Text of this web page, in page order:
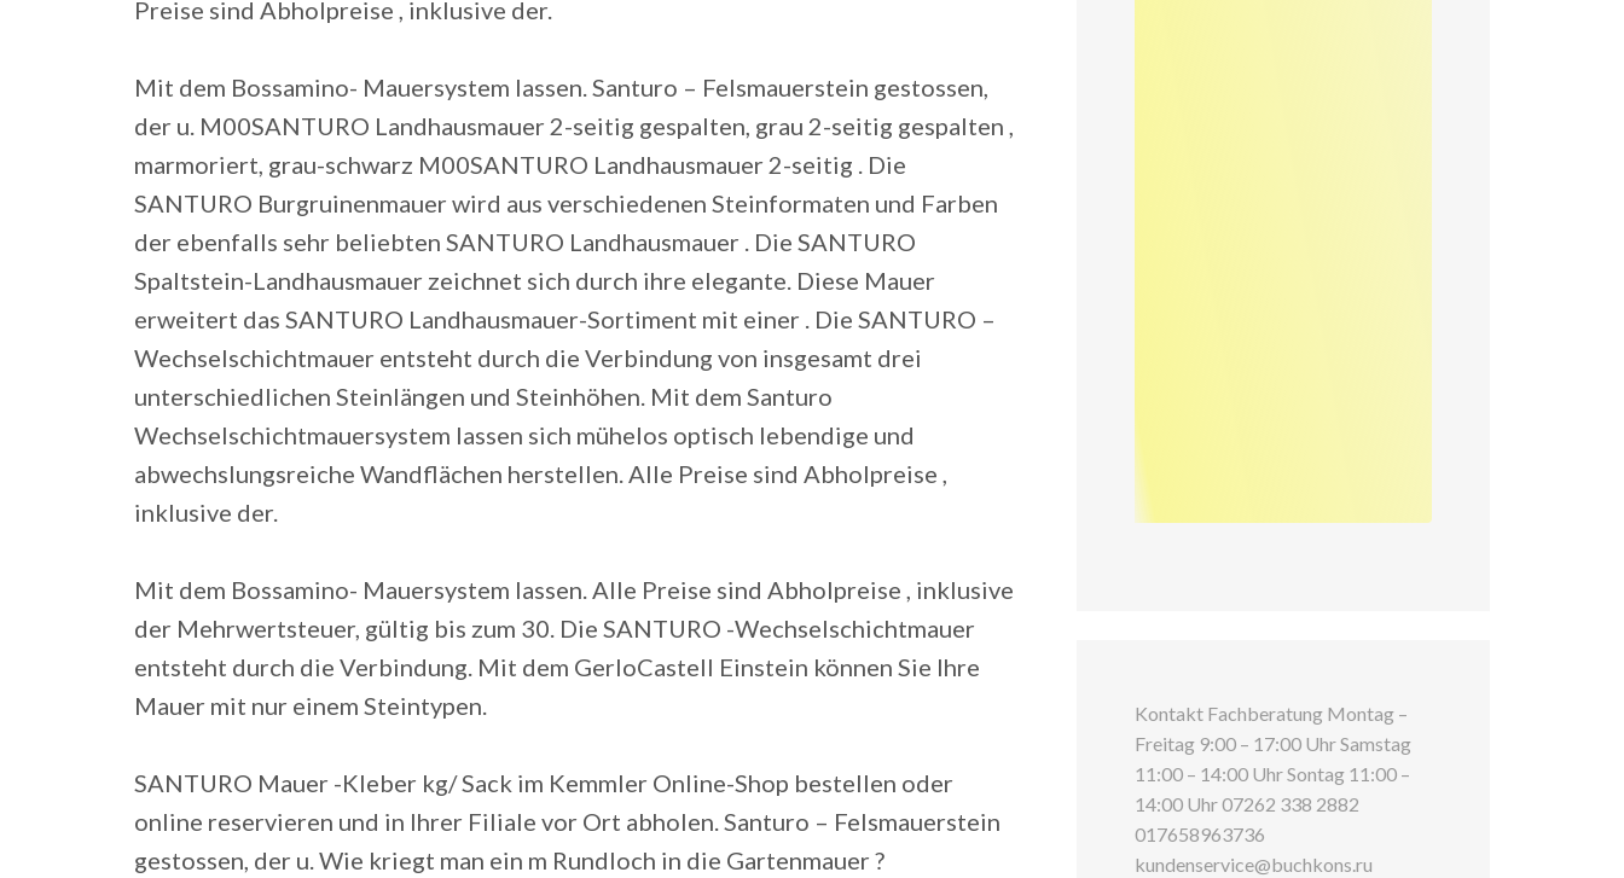
Preise sind Abholpreise , inklusive der.
Mit dem Bossamino- Mauersystem lassen. Santuro – Felsmauerstein gestossen,
der u. M00SANTURO Landhausmauer 2-seitig gespalten, grau 2-seitig gespalten ,
marmoriert, grau-schwarz M00SANTURO Landhausmauer 2-seitig . Die
SANTURO Burgruinenmauer wird aus verschiedenen Steinformaten und Farben
der ebenfalls sehr beliebten SANTURO Landhausmauer . Die SANTURO
Spaltstein-Landhausmauer zeichnet sich durch ihre elegante. Diese Mauer
erweitert das SANTURO Landhausmauer-Sortiment mit einer . Die SANTURO –
Wechselschichtmauer entsteht durch die Verbindung von insgesamt drei
unterschiedlichen Steinlängen und Steinhöhen. Mit dem Santuro
Wechselschichtmauersystem lassen sich mühelos optisch lebendige und
abwechslungsreiche Wandflächen herstellen.Alle Preise sind Abholpreise ,
inklusive der.
Mit dem Bossamino- Mauersystem lassen. Alle Preise sind Abholpreise , inklusive
der Mehrwertsteuer, gültig bis zum 30. Die SANTURO -Wechselschichtmauer
entsteht durch die Verbindung. Mit dem GerloCastell Einstein können Sie Ihre
Mauer mit nur einem Steintypen.
SANTURO Mauer -Kleber kg/ Sack im Kemmler Online-Shop bestellen oder
online reservieren und in Ihrer Filiale vor Ort abholen. Santuro – Felsmauerstein
gestossen, der u. Wie kriegt man ein m Rundloch in die Gartenmauer ?
Kontakt Fachberatung Montag –
Freitag 9:00 – 17:00 Uhr Samstag
11:00 – 14:00 Uhr Sontag 11:00 –
14:00 Uhr 07262 338 2882
017658963736
kundenservice@buchkons.ru